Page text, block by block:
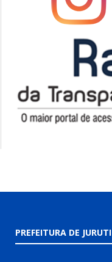
PREFEITURA DE JURUTI